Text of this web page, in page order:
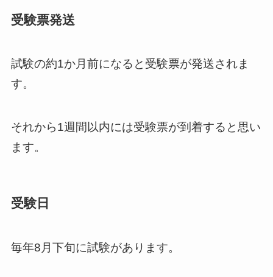
受験票発送
試験の約1か月前になると受験票が発送されま
す。
それから1週間以内には受験票が到着すると思い
ます。
受験日
毎年8月下旬に試験があります。